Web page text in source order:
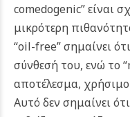
comedogenic” είναι
μικρότερη
“oil-free” σημαίνει
σύνθεσή του, ενώ το
αποτέλεσμα, χρήσιμο
Αυτό δεν σημαίνει